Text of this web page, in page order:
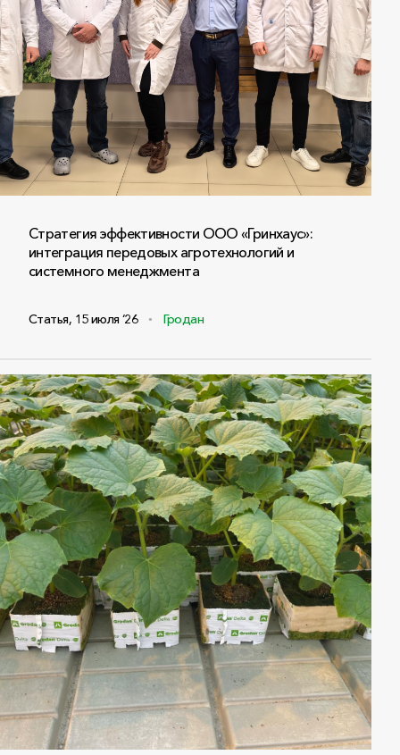
Стратегия эффективности ООО «Гринхаус»:
интеграция передовых агротехнологий и
системного менеджмента
Статья, 15 июля ‘26 Гродан